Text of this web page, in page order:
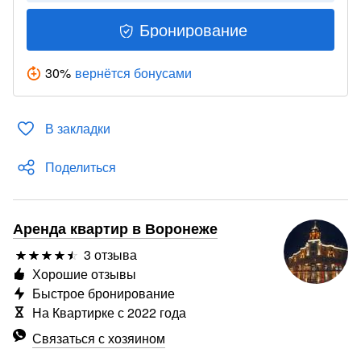
Бронирование
30% вернётся бонусами
В закладки
Поделиться
Аренда квартир в Воронеже
3 отзыва
Связаться с хозяином
Хорошие отзывы
Быстрое бронирование
На Квартирке с 2022 года